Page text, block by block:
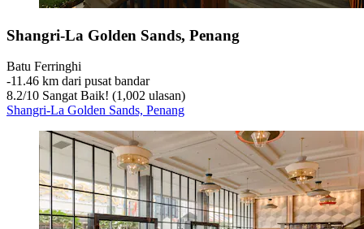
Shangri-La Golden Sands, Penang
Batu Ferringhi
‐11.46 km dari pusat bandar
8.2/10 Sangat Baik! (1,002 ulasan)
Shangri-La Golden Sands, Penang